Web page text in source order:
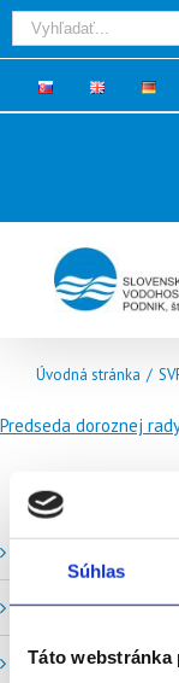
Súhlas
Táto
Úvodná stránka /
Predseda doroznej
Stavy a prietoky SVP,
Mapový portál